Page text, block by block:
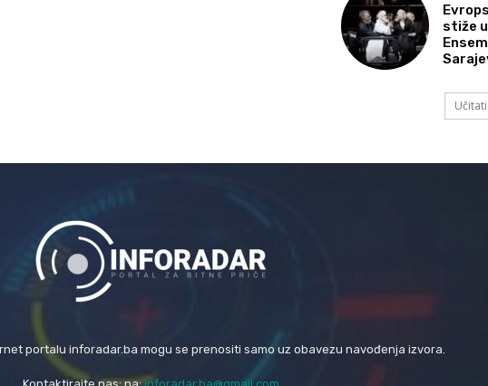
stiže
portalu inforadar.ba mogu se prenositi samo uz obavezu navođenja izvora.